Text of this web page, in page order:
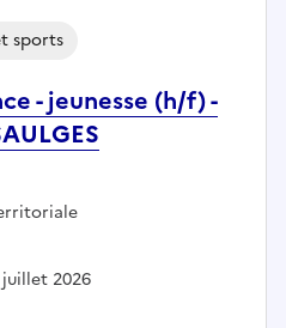
- jeunesse (h/f) -
sports
2026